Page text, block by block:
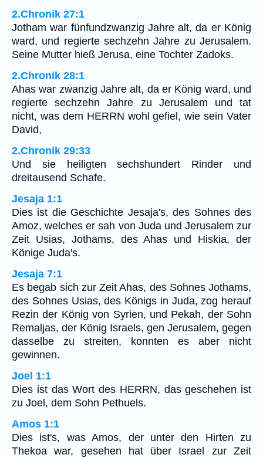
2.Chronik 27:1
Jotham war fünfundzwanzig Jahre alt, da er König
ward, und regierte sechzehn Jahre zu Jerusalem.
Seine Mutter hieß Jerusa, eine Tochter Zadoks.
2.Chronik 28:1
Ahas war zwanzig Jahre alt, da er König ward, und
regierte sechzehn Jahre zu Jerusalem und tat
nicht, was dem HERRN wohl gefiel, wie sein Vater
David,
2.Chronik 29:33
Und sie heiligten sechshundert Rinder und
dreitausend Schafe.
Jesaja 1:1
Dies ist die Geschichte Jesaja's, des Sohnes des
Amoz, welches er sah von Juda und Jerusalem zur
Zeit Usias, Jothams, des Ahas und Hiskia, der
Könige Juda's.
Jesaja 7:1
Es begab sich zur Zeit Ahas, des Sohnes Jothams,
des Sohnes Usias, des Königs in Juda, zog herauf
Rezin der König von Syrien, und Pekah, der Sohn
Remaljas, der König Israels, gen Jerusalem, gegen
dasselbe zu streiten, konnten es aber nicht
gewinnen.
Joel 1:1
Dies ist das Wort des HERRN, das geschehen ist
zu Joel, dem Sohn Pethuels.
Amos 1:1
Dies ist's, was Amos, der unter den Hirten zu
Thekoa war, gesehen hat über Israel zur Zeit